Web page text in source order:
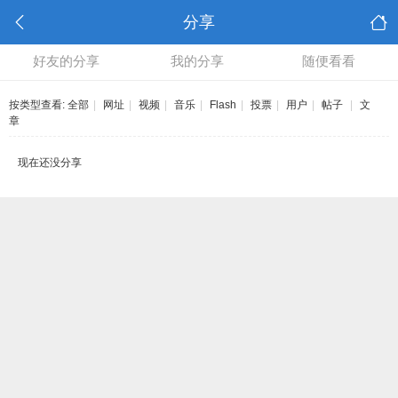
分享
好友的分享 我的分享 随便看看
按类型查看: 全部 网址 视频 音乐 Flash 投票 用户 帖子
文
章
现在还没分享